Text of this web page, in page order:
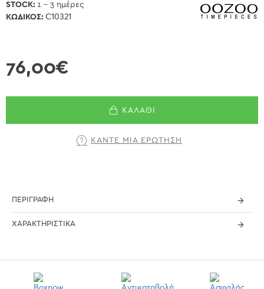
76,00€
STOCK: 1 - 3 ημέρες
ΚΩΔΙΚΌΣ: C10321
ΚΑΛΆΘΙ
ΚΆΝΤΕ ΜΊΑ ΕΡΏΤΗΣΗ
ΠΕΡΙΓΡΑΦΉ
ΧΑΡΑΚΤΗΡΙΣΤΙΚΆ